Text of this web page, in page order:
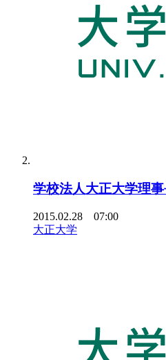
学校法人大正大学理
2015.02.28 07:00
大正大学